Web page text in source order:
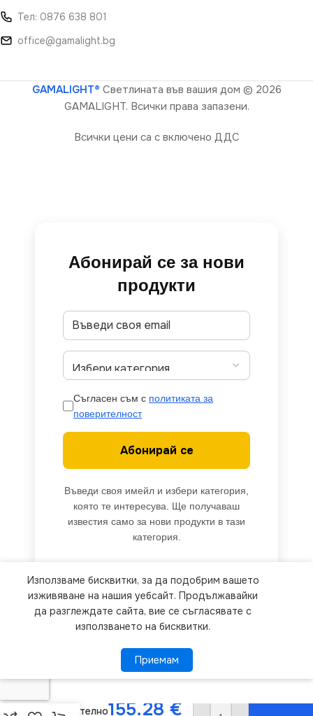
Тел: 0876 638 801
office@gamalight.bg
GAMALIGHT® Светлината във вашия дом © 2026
GAMALIGHT. Всички права запазени.
Всички цени са с включено ДДС
Абонирай се за нови
продукти
Съгласен съм с политиката за
поверителност
Абонирай се
Въведи своя имейл и избери категория,
която те интересува. Ще получаваш
известия само за нови продукти в тази
категория.
We use cookies to improve your experience on our
website. By browsing this website, you agree to
our use of cookies.
ПОВЕЧЕ ИНФОРМАЦИЯ
34046
Линейно ЛЕД
осветително155.28 €
Използваме бисквитки, за да подобрим вашето
изживяване на нашия уебсайт. Продължавайки
да разглеждате сайта, вие се съгласявате с
използването на бисквитки.
Приемам